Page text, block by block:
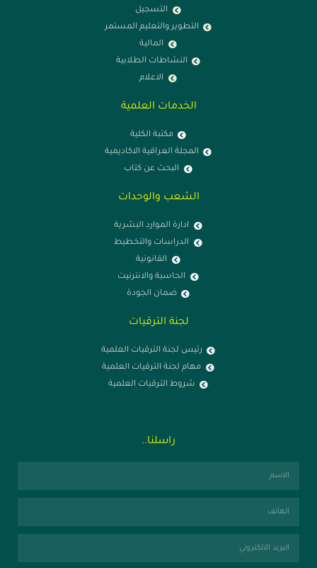
التطوير والتعليم المستمر
النشاطات الطلابية
الخدمات العلمية
المجلة العراقية الاكاديمية
البحث عن كتاب
الشعب والوحدات
ادارة الموارد البشرية
الدراسات والتخطيط
الحاسبة والانترنيت
رئيس لجنة الترقيات العلمية
مهام لجنة الترقيات العلمية
شروط الترقيات العلمية